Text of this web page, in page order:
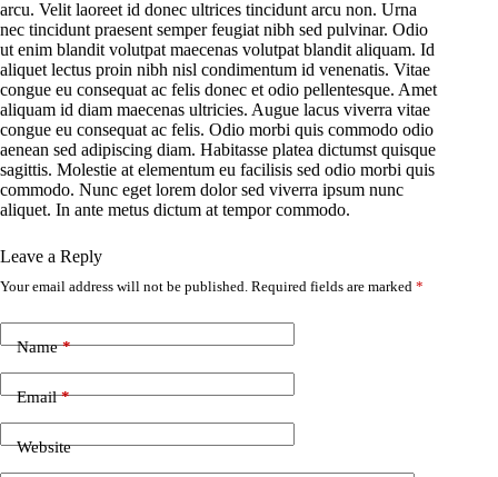
arcu. Velit laoreet id donec ultrices tincidunt arcu non. Urna
nec tincidunt praesent semper feugiat nibh sed pulvinar. Odio
ut enim blandit volutpat maecenas volutpat blandit aliquam. Id
aliquet lectus proin nibh nisl condimentum id venenatis. Vitae
congue eu consequat ac felis donec et odio pellentesque. Amet
aliquam id diam maecenas ultricies. Augue lacus viverra vitae
congue eu consequat ac felis. Odio morbi quis commodo odio
aenean sed adipiscing diam. Habitasse platea dictumst quisque
sagittis. Molestie at elementum eu facilisis sed odio morbi quis
commodo. Nunc eget lorem dolor sed viverra ipsum nunc
aliquet. In ante metus dictum at tempor commodo.
Leave a Reply
Your email address will not be published. Required fields are marked *
Name*
Email*
Website